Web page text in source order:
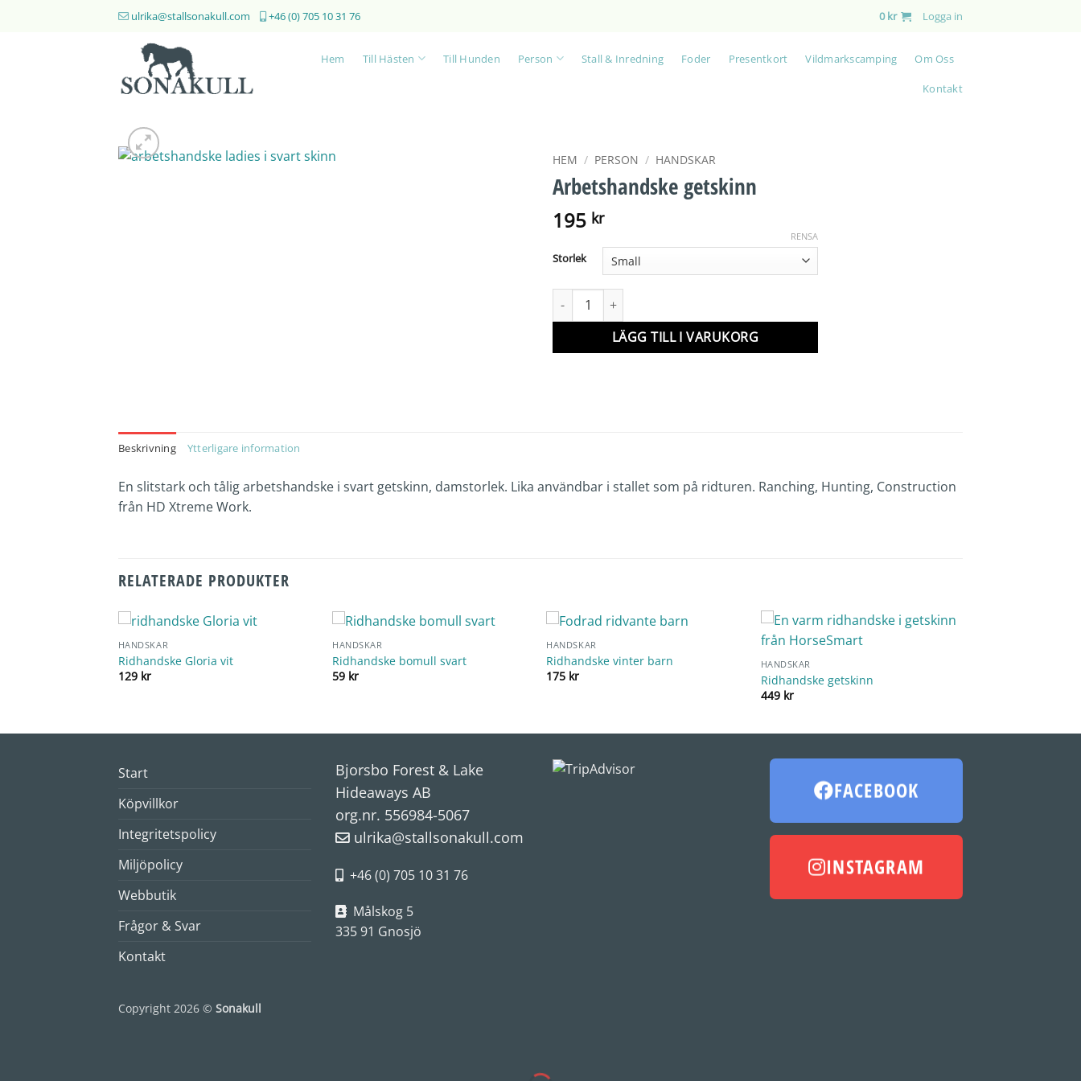
ulrika@stallsonakull.com +46 (0) 705 10 31 76 0kr Logga in
Hem Till Hästen Till Hunden Person Stall & Inredning Foder Presentkort Vildmarkscamping Om Oss
Kontakt
HEM / PERSON / HANDSKAR
Arbetshandske getskinn
195 kr
Storlek
RENSA
Arbetshandske getskinn mängd
LÄGG TILL I VARUKORG
Beskrivning Ytterligare information
En slitstark och tålig arbetshandske i svart getskinn, damstorlek. Lika användbar i stallet som på ridturen. Ranching, Hunting, Construction
från HD Xtreme Work.
RELATERADE PRODUKTER
HANDSKAR
Ridhandske Gloria vit
129 kr
HANDSKAR
Ridhandske bomull svart
59 kr
HANDSKAR
Ridhandske vinter barn
175 kr
HANDSKAR
Ridhandske getskinn
449 kr
Start
Köpvillkor
Integritetspolicy
Miljöpolicy
Webbutik
Frågor & Svar
Kontakt
Bjorsbo Forest & Lake
Hideaways AB
org.nr. 556984-5067
ulrika@stallsonakull.com
+46 (0) 705 10 31 76
Målskog 5
335 91 Gnosjö
FACEBOOK
INSTAGRAM
Copyright 2026 © Sonakull